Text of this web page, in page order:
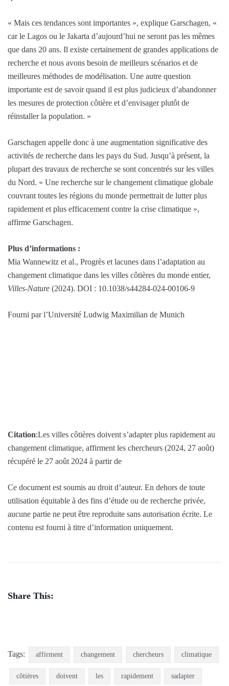
« Mais ces tendances sont importantes », explique Garschagen, «
car le Lagos ou le Jakarta d’aujourd’hui ne seront pas les mêmes
que dans 20 ans. Il existe certainement de grandes applications de
recherche et nous avons besoin de meilleurs scénarios et de
meilleures méthodes de modélisation. Une autre question
importante est de savoir quand il est plus judicieux d’abandonner
les mesures de protection côtière et d’envisager plutôt de
réinstaller la population. »
Garschagen appelle donc à une augmentation significative des
activités de recherche dans les pays du Sud. Jusqu’à présent, la
plupart des travaux de recherche se sont concentrés sur les villes
du Nord. « Une recherche sur le changement climatique globale
couvrant toutes les régions du monde permettrait de lutter plus
rapidement et plus efficacement contre la crise climatique »,
affirme Garschagen.
Plus d’informations :
Mia Wannewitz et al., Progrès et lacunes dans l’adaptation au
changement climatique dans les villes côtières du monde entier,
Villes-Nature (2024). DOI : 10.1038/s44284-024-00106-9
Fourni par l’Université Ludwig Maximilian de Munich
Citation:Les villes côtières doivent s’adapter plus rapidement au
changement climatique, affirment les chercheurs (2024, 27 août)
récupéré le 27 août 2024 à partir de
Ce document est soumis au droit d’auteur. En dehors de toute
utilisation équitable à des fins d’étude ou de recherche privée,
aucune partie ne peut être reproduite sans autorisation écrite. Le
contenu est fourni à titre d’information uniquement.
Share This:
Tags: affirment changement chercheurs climatique
côtières doivent les rapidement sadapter